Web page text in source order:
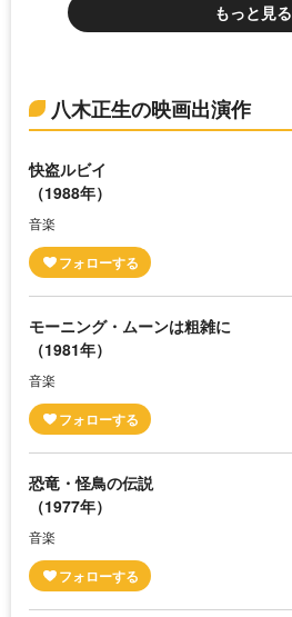
もっと見る
八木正生の映画出演作
快盗ルビイ
（1988年）
音楽
モーニング・ムーンは粗雑に
（1981年）
音楽
恐竜・怪鳥の伝説
（1977年）
音楽